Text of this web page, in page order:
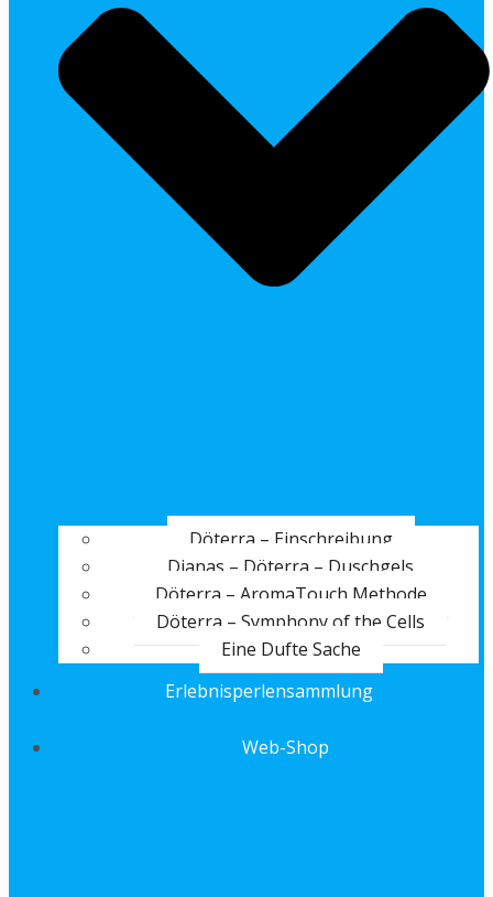
Döterra – Einschreibung
Dianas – Döterra – Duschgels
Döterra – AromaTouch Methode
Döterra – Symphony of the Cells
Eine Dufte Sache
Erlebnisperlensammlung
Web-Shop